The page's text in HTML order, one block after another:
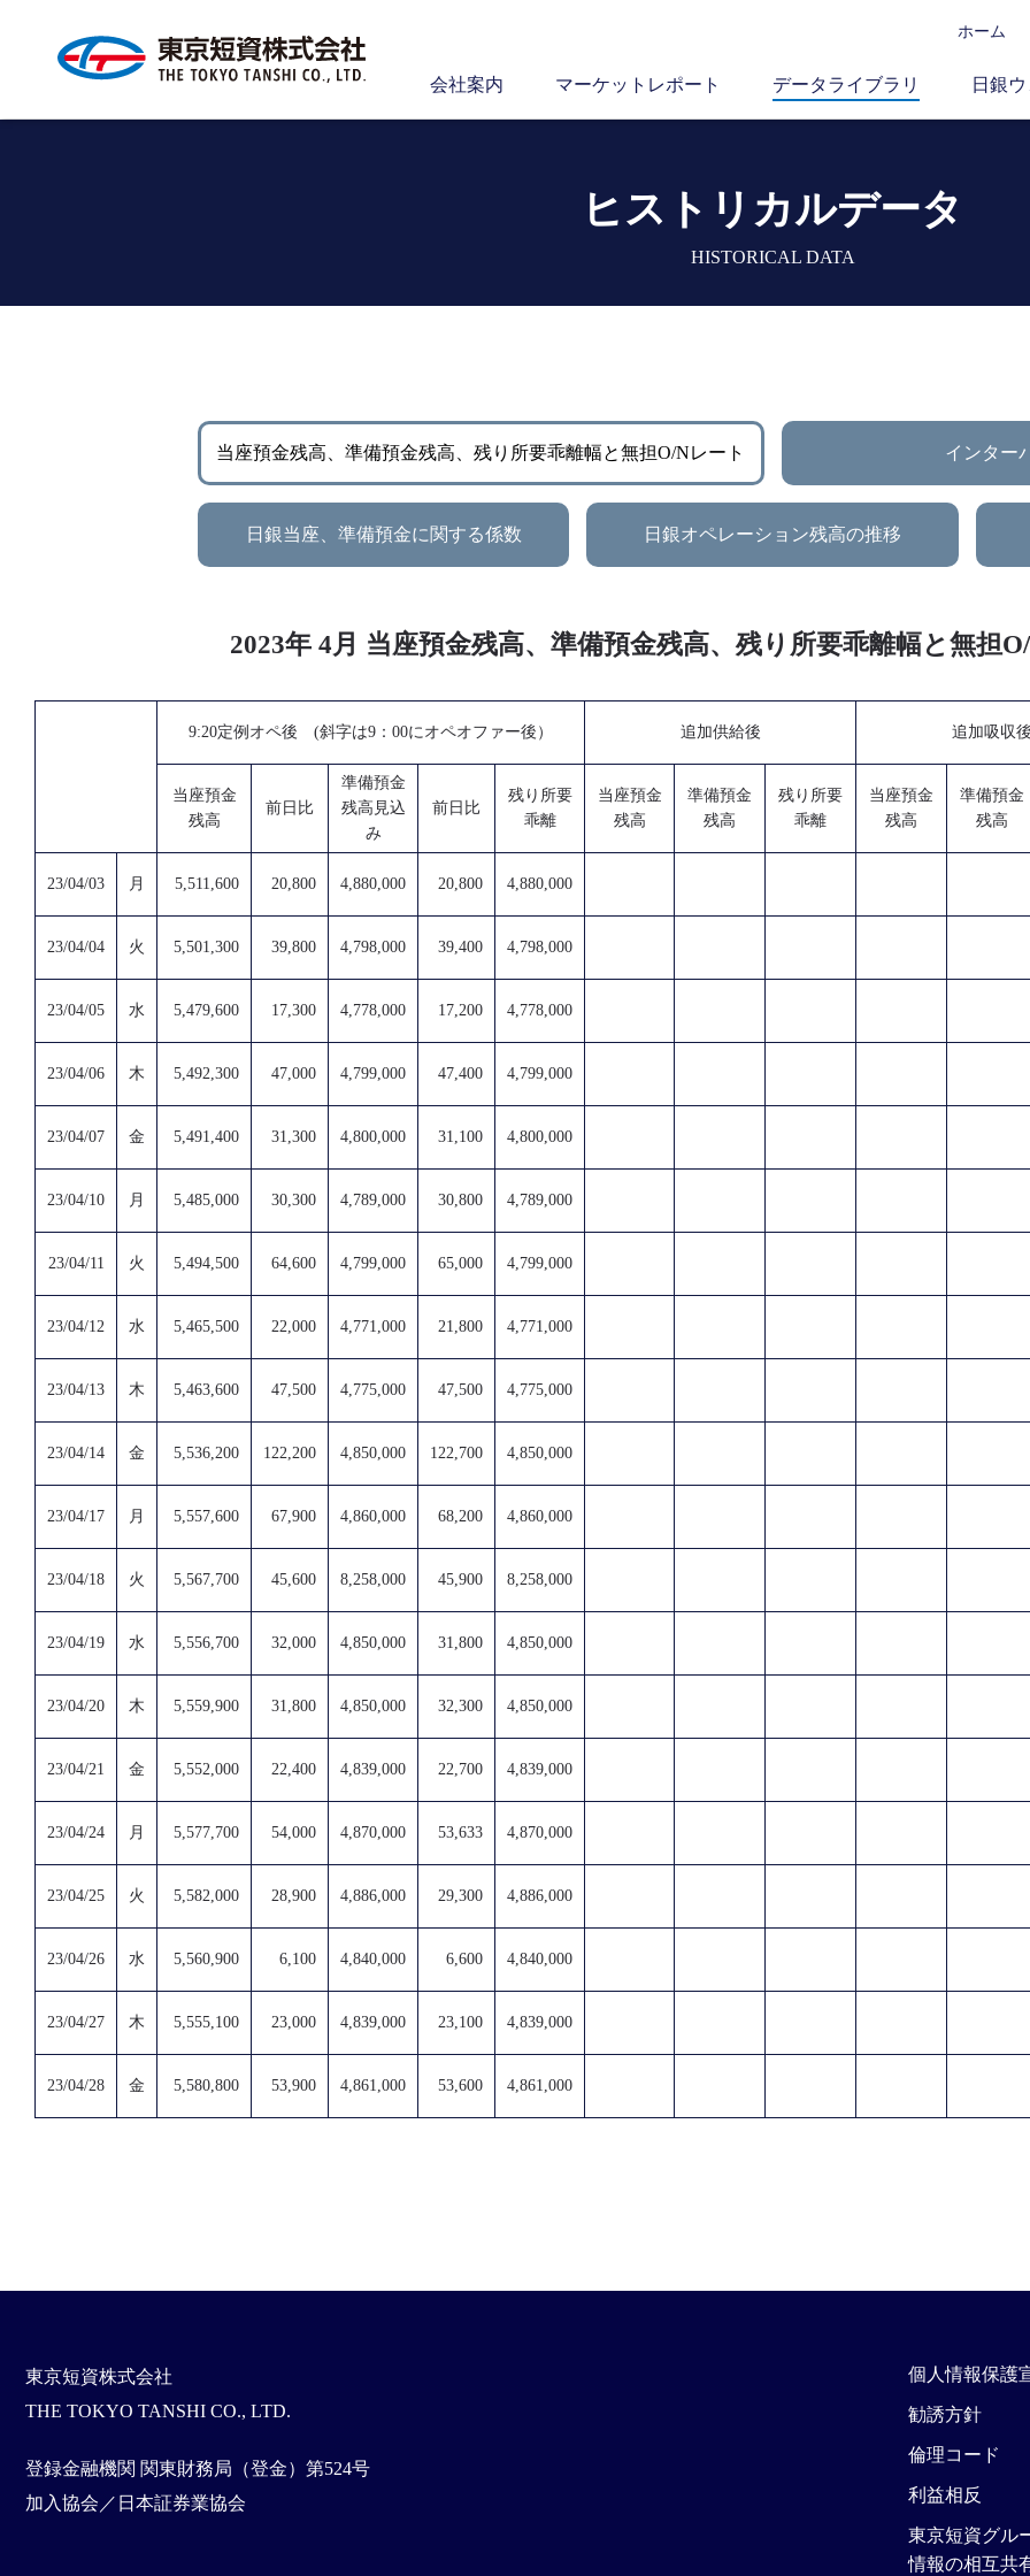
ホーム
会社案内 マーケットレポート データライブラリ 日銀
ヒストリカルデータ
HISTORICAL DATA
当座預金残高、準備預金残高、残り所要乖離幅と無担O/Nレート インター
日銀当座、準備預金に関する係数 日銀オペレーション残高の推移
2023年 4月 当座預金残高、準備預金残高、残り所要乖離幅と無担
9:20定例オペ後 (斜字は9：00にオペオファー後） 追加供給後 追加吸収
当座預金
残高
前日比
準備預金
残高見込
み
前日比
残り所要
乖離
当座預金
残高
準備預金
残高
残り所要
乖離
当座預金
残高
準備預金
残高
23/04/03 月 5,511,600 20,800 4,880,000 20,800 4,880,000
23/04/04 火 5,501,300 39,800 4,798,000 39,400 4,798,000
23/04/05 水 5,479,600 17,300 4,778,000 17,200 4,778,000
23/04/06 木 5,492,300 47,000 4,799,000 47,400 4,799,000
23/04/07 金 5,491,400 31,300 4,800,000 31,100 4,800,000
23/04/10 月 5,485,000 30,300 4,789,000 30,800 4,789,000
23/04/11 火 5,494,500 64,600 4,799,000 65,000 4,799,000
23/04/12 水 5,465,500 22,000 4,771,000 21,800 4,771,000
23/04/13 木 5,463,600 47,500 4,775,000 47,500 4,775,000
23/04/14 金 5,536,200 122,200 4,850,000 122,700 4,850,000
23/04/17 月 5,557,600 67,900 4,860,000 68,200 4,860,000
23/04/18 火 5,567,700 45,600 8,258,000 45,900 8,258,000
23/04/19 水 5,556,700 32,000 4,850,000 31,800 4,850,000
23/04/20 木 5,559,900 31,800 4,850,000 32,300 4,850,000
23/04/21 金 5,552,000 22,400 4,839,000 22,700 4,839,000
23/04/24 月 5,577,700 54,000 4,870,000 53,633 4,870,000
23/04/25 火 5,582,000 28,900 4,886,000 29,300 4,886,000
23/04/26 水 5,560,900 6,100 4,840,000 6,600 4,840,000
23/04/27 木 5,555,100 23,000 4,839,000 23,100 4,839,000
23/04/28 金 5,580,800 53,900 4,861,000 53,600 4,861,000
東京短資株式会社
THE TOKYO TANSHI CO., LTD.
登録金融機関 関東財務局（登金）第524号
加入協会／日本証券業協会
個人情報保護
勧誘方針
倫理コード
利益相反
東京短資グル
情報の相互共